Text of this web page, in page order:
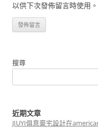
以供下次發佈留言時使用。
搜尋
近期文章
JIUYI俱意豪宅設計在